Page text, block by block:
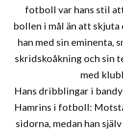
fotboll var hans stil
bollen i mål än att
han med sin eminenta,
skridskoåkning och sin
med
Hans dribblingar i
Hamrins i fotboll:
sidorna, medan han